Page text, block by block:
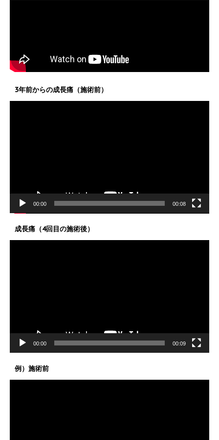
3年前からの成長痛（施術前）
00:00 00:08
成長痛（4回目の施術後）
00:00 00:09
例）施術前